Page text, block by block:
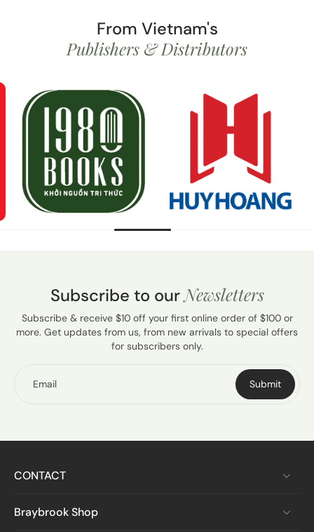
From Vietnam's
Publishers & Distributors
Subscribe to ourNewsletters
Subscribe & receive $10 off your first online order of $100 or
more. Get updates from us, from new arrivals to special offers
for subscribers only.
Email Submit
CONTACT
Braybrook Shop